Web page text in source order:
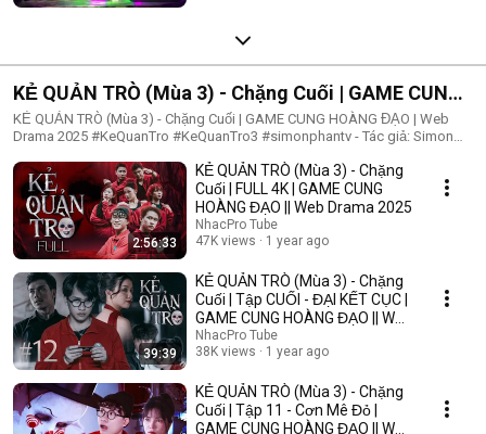
KẺ QUẢN TRÒ (Mùa 3) - Chặng Cuối | GAME CUNG
HOÀNG ĐẠO | Web Drama 2025
KẺ QUẢN TRÒ (Mùa 3) - Chặng Cuối | GAME CUNG HOÀNG ĐẠO | Web
Drama 2025 #KeQuanTro #KeQuanTro3 #simonphantv - Tác giả: Simon
Khánh Duy ► Một trò chơi kỳ lạ, với mức thưởng tiền tỷ. Một trò chơi
mang hơi hướng của show truyền hình thực tế, nhưng dần trở nên đen tối
hơn quà từng vòng. Ai sẽ là người chiến thắng cuối cùng?. Mục đích của
KẺ QUẢN TRÒ là gì?. Và gương mặt đằng sau chiếc mặt nạ. Tất cả sẽ tiết
lộ trong seri web drama KẺ QUẢN TRÒ (Mùa 3) Simon Phan _ Anh trai
Simon Huỳnh Nhựt _ Diễn viên Huỳnh Nhựt Bnat _ Ca sĩ Bnat Bảo Ngân _
Cô giáo Bảo Ngân Trúc _ TikToker Trúc Khánh Duy _ Nghệ sĩ Khánh Duy
Simon Phan _ Em trai Cá Hồi
2:56:33
KẺ QUẢN TRÒ (Mùa 3) - Chặng
Cuối | FULL 4K | GAME CUNG
HOÀNG ĐẠO || Web Drama 2025
NhacPro Tube
47K views
1 year ago
39:39
KẺ QUẢN TRÒ (Mùa 3) - Chặng
Cuối | Tập CUỐI - ĐẠI KẾT CỤC |
GAME CUNG HOÀNG ĐẠO || Web
Drama 2025
NhacPro Tube
38K views
1 year ago
KẺ QUẢN TRÒ (Mùa 3) - Chặng
Cuối | Tập 11 - Cơn Mê Đỏ |
GAME CUNG HOÀNG ĐẠO || Web